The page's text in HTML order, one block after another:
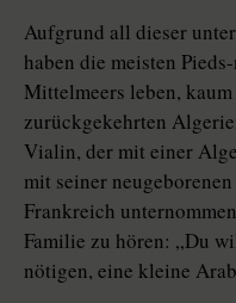
Aufgrund all dieser
haben die meisten
Mittelmeers leben,
zurückgekehrten
Vialin, der mit einer
mit seiner
Frankreich
Familie zu hören: „Du
nötigen, eine kleine